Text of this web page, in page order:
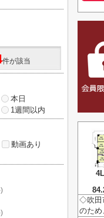
◇吹田
のた
件が該当
本日
1週間以内
動画あり